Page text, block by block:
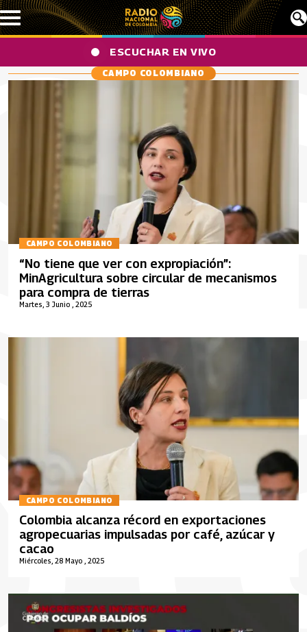
Pasar al contenido principal
ESCUCHAR EN VIVO
CAMPO COLOMBIANO
CAMPO COLOMBIANO
Martes, 3 Junio , 2025
“No tiene que ver con expropiación”:
MinAgricultura sobre circular de mecanismos
para compra de tierras
CAMPO COLOMBIANO
Miércoles, 28 Mayo , 2025
Colombia alcanza récord en exportaciones
agropecuarias impulsadas por café, azúcar y
cacao